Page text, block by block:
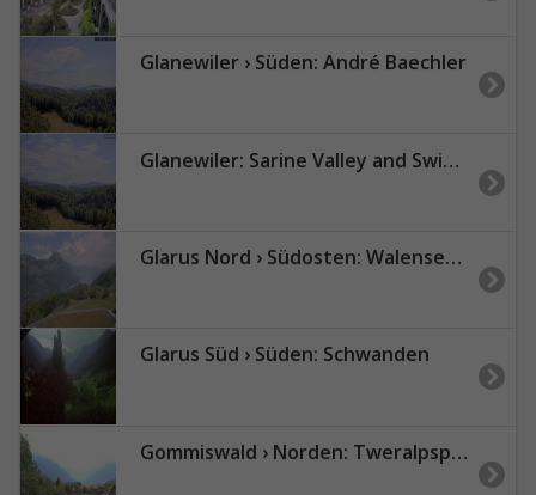
Glanewiler › Süden: André Baechler
Glanewiler: Sarine Valley and Swiss Pre-Alps
Glarus Nord › Südosten: Walensee - Filzbach
Glarus Süd › Süden: Schwanden
Gommiswald › Norden: Tweralpspitz